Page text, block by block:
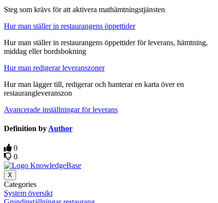
Steg som krävs för att aktivera mathämtningstjänsten
Hur man ställer in restaurangens öppettider
Hur man ställer in restaurangens öppettider för leverans, hämtning,
middag eller bordsbokning
Hur man redigerar leveranszoner
Hur man lägger till, redigerar och hanterar en karta över en
restaurangleveranszon
Avancerade inställningar för leverans
Definition by Author
0
0
X
Categories
System översikt